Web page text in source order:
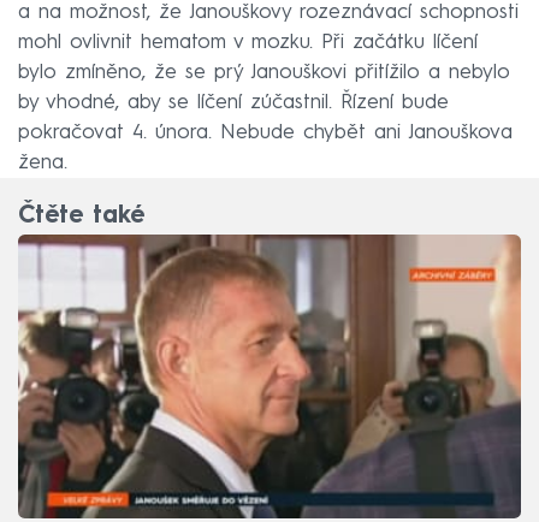
a na možnost, že Janouškovy rozeznávací schopnosti
mohl ovlivnit hematom v mozku. Při začátku líčení
bylo zmíněno, že se prý Janouškovi přitížilo a nebylo
by vhodné, aby se líčení zúčastnil. Řízení bude
pokračovat 4. února. Nebude chybět ani Janouškova
žena.
Čtěte také